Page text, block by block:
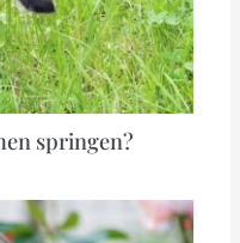
springen?